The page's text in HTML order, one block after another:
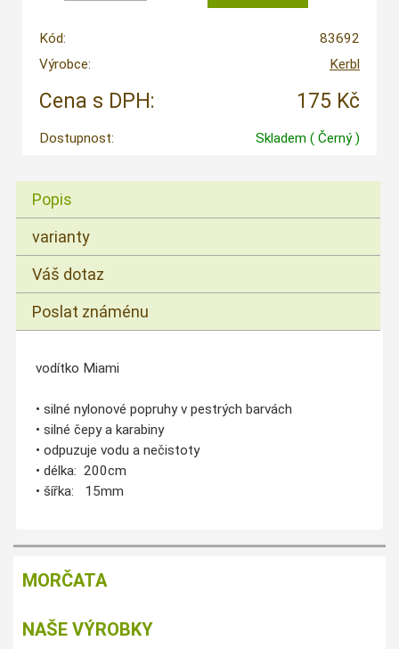
Kód:
83692
Výrobce:
Kerbl
Cena s DPH: 175 Kč
Dostupnost: Skladem ( Černý )
Popis
varianty
Váš dotaz
Poslat známénu
vodítko Miami
• silné nylonové popruhy v pestrých barvách
• silné čepy a karabiny
• odpuzuje vodu a nečistoty
• délka: 200cm
• šířka: 15mm
MORČATA
NAŠE VÝROBKY